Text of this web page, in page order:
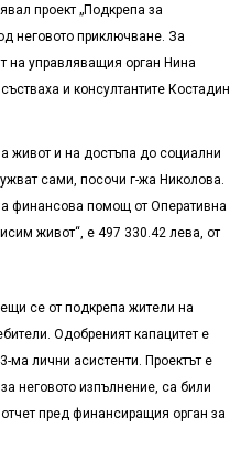
проект „Подкрепа за
неговото приключване. За
на управляващия орган Нина
и консултантите Костадин
живот и на достъпа до социални
сами, посочи г-жа Николова.
финансова помощ от Оперативна
живот“, е 497 330.42 лева, от
се от подкрепа жители на
Одобреният капацитет е
ма лични асистенти. Проектът е
неговото изпълнение, са били
пред финансиращия орган за